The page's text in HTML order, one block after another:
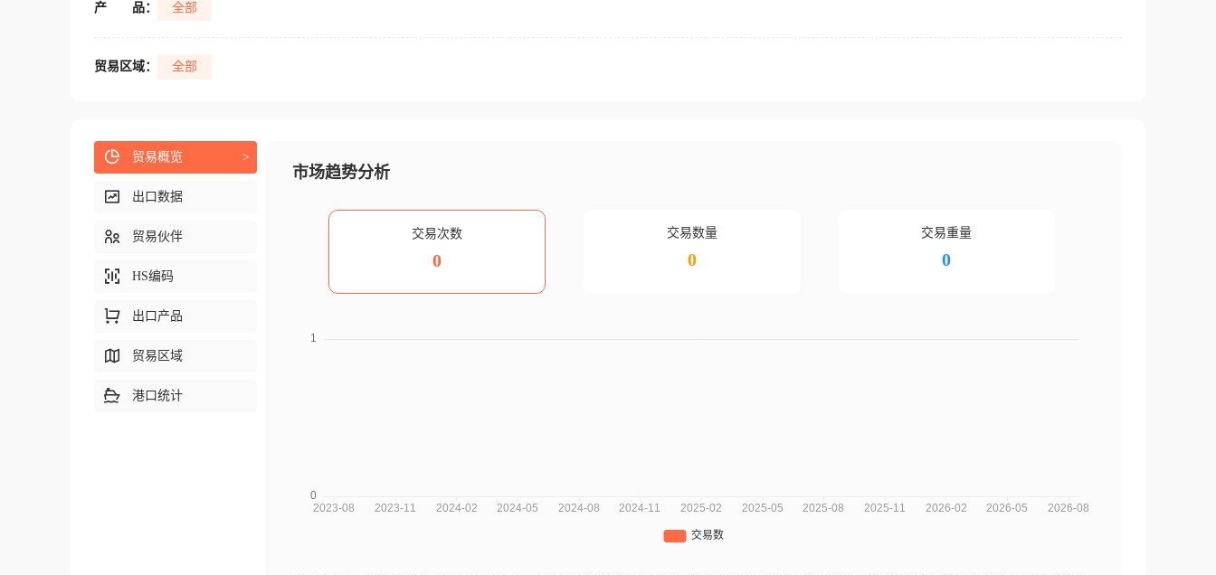
产 品： 全部
贸易区域： 全部
市场趋势分析
交易次数
0
交易数量
0
交易重量
0
贸易概览 >
出口数据
贸易伙伴
HS编码
出口产品
贸易区域
港口统计